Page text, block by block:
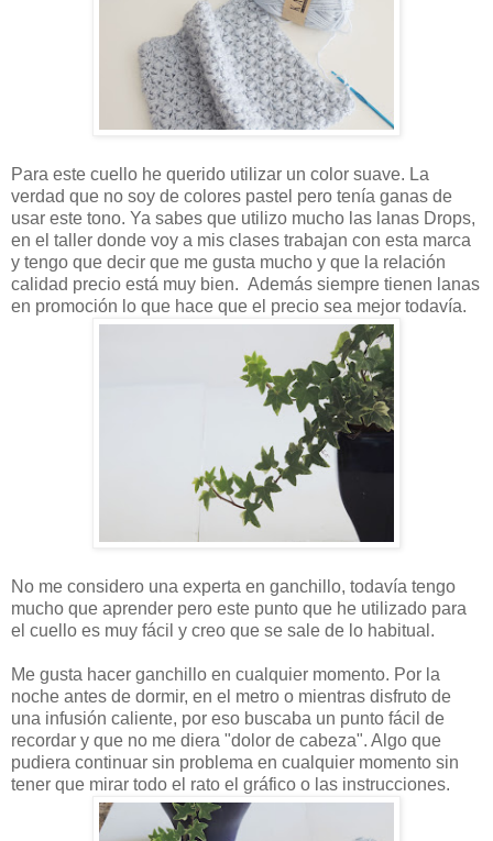
Para este cuello he querido utilizar un color suave. La
verdad que no soy de colores pastel pero tenía ganas de
usar este tono. Ya sabes que utilizo mucho las lanas Drops,
en el taller donde voy a mis clases trabajan con esta marca
y tengo que decir que me gusta mucho y que la relación
calidad precio está muy bien. Además siempre tienen lanas
en promoción lo que hace que el precio sea mejor todavía.
No me considero una experta en ganchillo, todavía tengo
mucho que aprender pero este punto que he utilizado para
el cuello es muy fácil y creo que se sale de lo habitual.
Me gusta hacer ganchillo en cualquier momento. Por la
noche antes de dormir, en el metro o mientras disfruto de
una infusión caliente, por eso buscaba un punto fácil de
recordar y que no me diera "dolor de cabeza". Algo que
pudiera continuar sin problema en cualquier momento sin
tener que mirar todo el rato el gráfico o las instrucciones.